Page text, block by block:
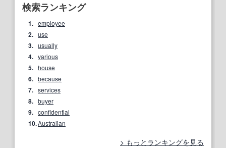
検索ランキング
1. employee
2. use
3. usually
4. various
5. house
6. because
7. services
8. buyer
9. confidential
10.Australian
もっとランキングを見る